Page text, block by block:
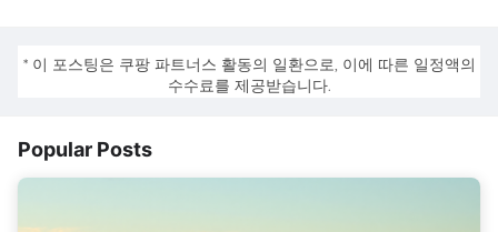
* 이 포스팅은 쿠팡 파트너스 활동의 일환으로, 이에 따른 일정액의
수수료를 제공받습니다.
Popular Posts